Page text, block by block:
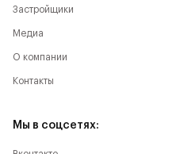
Застройщики
Медиа
О компании
Контакты
Мы в соцсетях: